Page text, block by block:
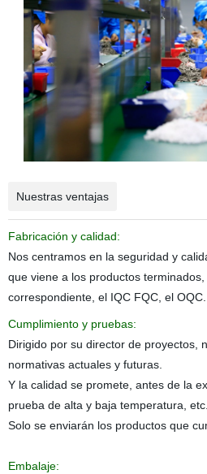
Nuestras ventajas
Fabricación y calidad:
Nos centramos en la seguridad y
que viene a los productos
correspondiente, el IQC FQC, el OQC.
Cumplimiento y pruebas:
Dirigido por su director de proyectos,
normativas actuales y futuras.
Y la calidad se promete, antes de la
prueba de alta y baja temperatura, etc.
Solo se enviarán los productos que
Embalaje: